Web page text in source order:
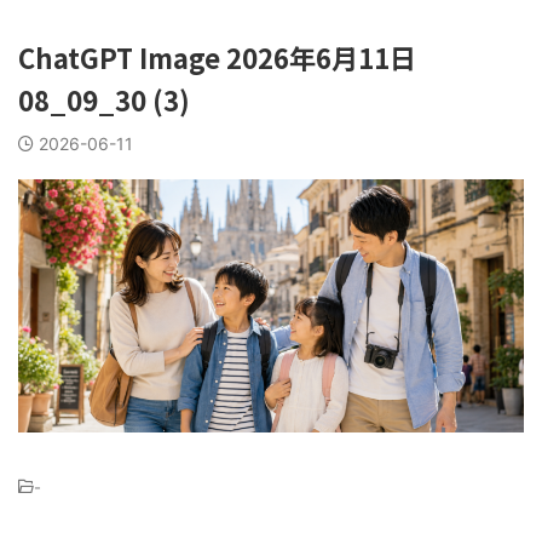
ChatGPT Image 2026年6月11日
08_09_30 (3)
2026-06-11
-